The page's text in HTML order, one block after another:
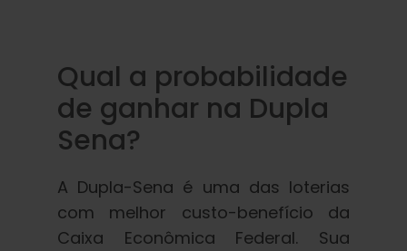
Qual a probabilidade
de ganhar na Dupla
Sena?
A Dupla-Sena é uma das loterias
com melhor custo-benefício da
Caixa Econômica Federal. Sua